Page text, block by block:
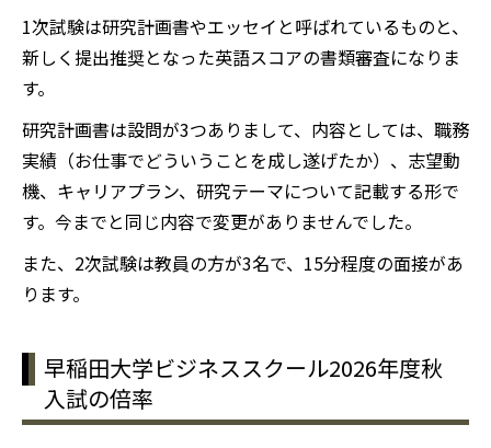
1次試験は研究計画書やエッセイと呼ばれているものと、
新しく提出推奨となった英語スコアの書類審査になりま
す。
研究計画書は設問が3つありまして、内容としては、職務
実績（お仕事でどういうことを成し遂げたか）、志望動
機、キャリアプラン、研究テーマについて記載する形で
す。今までと同じ内容で変更がありませんでした。
また、2次試験は教員の方が3名で、15分程度の面接があ
ります。
早稲田大学ビジネススクール2026年度秋
入試の倍率